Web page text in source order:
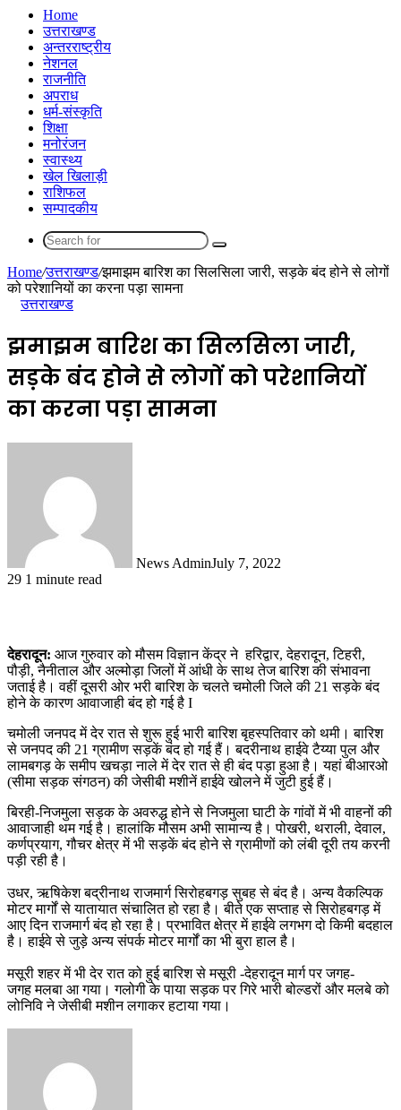
Home
उत्तराखण्ड
अन्तरराष्ट्रीय
नेशनल
राजनीति
अपराध
धर्म-संस्कृति
शिक्षा
मनोरंजन
स्वास्थ्य
खेल खिलाड़ी
राशिफल
सम्पादकीय
Search
for
Home/उत्तराखण्ड/झमाझम बारिश का सिलसिला जारी, सड़के बंद होने से लोगों
को परेशानियों का करना पड़ा सामना
उत्तराखण्ड
झमाझम बारिश का सिलसिला जारी,
सड़के बंद होने से लोगों को परेशानियों
का करना पड़ा सामना
News AdminJuly 7, 2022
29 1 minute read
देहरादून: आज गुरुवार को मौसम विज्ञान केंद्र ने हरिद्वार, देहरादून, टिहरी,
पौड़ी, नैनीताल और अल्मोड़ा जिलों में आंधी के साथ तेज बारिश की संभावना
जताई है। वहीं दूसरी ओर भरी बारिश के चलते चमोली जिले की 21 सड़के बंद
होने के कारण आवाजाही बंद हो गई है I
चमोली जनपद में देर रात से शुरू हुई भारी बारिश बृहस्पतिवार को थमी। बारिश
से जनपद की 21 ग्रामीण सड़कें बंद हो गई हैं। बदरीनाथ हाईवे टैय्या पुल और
लामबगड़ के समीप खचड़ा नाले में देर रात से ही बंद पड़ा हुआ है। यहां बीआरओ
(सीमा सड़क संगठन) की जेसीबी मशीनें हाईवे खोलने में जुटी हुई हैं।
बिरही-निजमुला सड़क के अवरुद्ध होने से निजमुला घाटी के गांवों में भी वाहनों की
आवाजाही थम गई है। हालांकि मौसम अभी सामान्य है। पोखरी, थराली, देवाल,
कर्णप्रयाग, गौचर क्षेत्र में भी सड़कें बंद होने से ग्रामीणों को लंबी दूरी तय करनी
पड़ी रही है।
उधर, ऋषिकेश बद्रीनाथ राजमार्ग सिरोहबगड़ सुबह से बंद है। अन्य वैकल्पिक
मोटर मार्गों से यातायात संचालित हो रहा है। बीते एक सप्ताह से सिरोहबगड़ में
आए दिन राजमार्ग बंद हो रहा है। प्रभावित क्षेत्र में हाईवे लगभग दो किमी बदहाल
है। हाईवे से जुड़े अन्य संपर्क मोटर मार्गों का भी बुरा हाल है।
मसूरी शहर में भी देर रात को हुई बारिश से मसूरी -देहरादून मार्ग पर जगह-
जगह मलबा आ गया। गलोगी के पाया सड़क पर गिरे भारी बोल्डरों और मलबे को
लोनिवि ने जेसीबी मशीन लगाकर हटाया गया।